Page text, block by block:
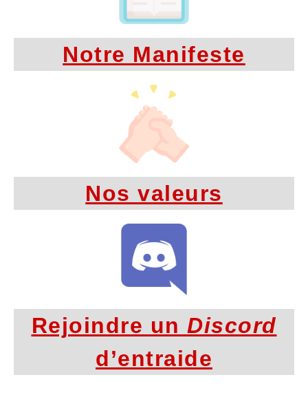
Notre Manifeste
Nos valeurs
Rejoindre un Discord
d’entraide